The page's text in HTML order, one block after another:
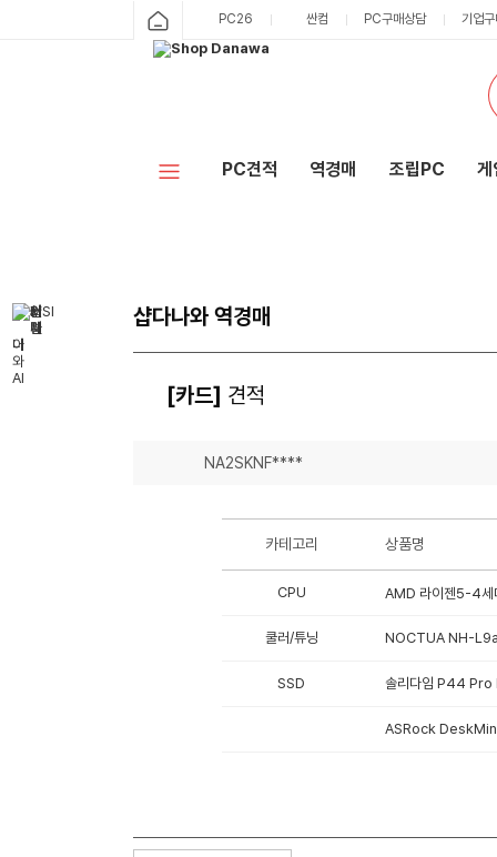
PC26 싼컴 PC구매상담 기업
PC견적 역경매 조립PC 게
샵다나와 역경매
[카드] 견적
NA2SKNF****
카테고리 상품명
CPU AMD 라이젠5-4세
쿨러/튜닝 NOCTUA NH-
SSD 솔리다임 P44
ASRock